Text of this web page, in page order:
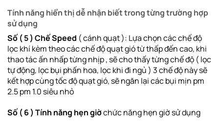
Tính năng hiển thị dễ nhận biết trong từng trường hợp
sử dụng
Số ( 5 ) Chế Speed ( cánh quạt ): Lựa chọn các chế độ
lọc khí kèm theo các chế độ quạt gió từ thấp đến cao, khi
thao tác ấn nhấp từng nhịp , sẽ cho thấy từng chế độ ( lọc
tự động, lọc bụi phấn hoa, lọc khi đi ngủ ) 3 chế độ này sẽ
kết hợp cùng tốc độ quạt gió, sẽ ngăn lại các bụi mịn pm
2.5 pm 1.0 siêu nhỏ
Số ( 6 ) Tính năng hẹn giờchức năng hẹn giờ sử dụng